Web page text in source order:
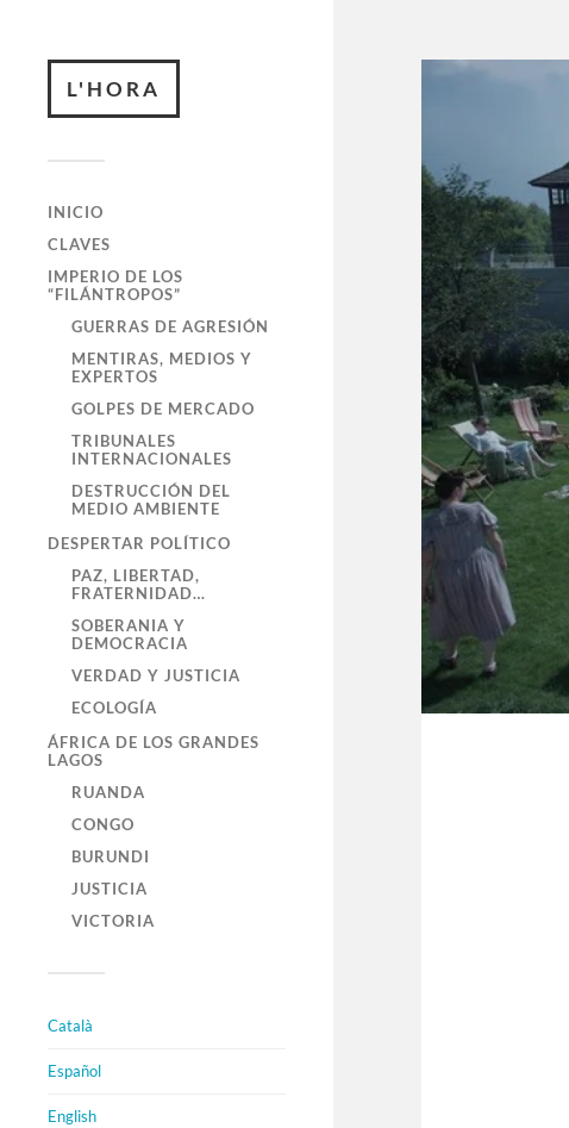
L'HORA
INICIO
CLAVES
IMPERIO DE LOS
“FILÁNTROPOS”
GUERRAS DE AGRESIÓN
MENTIRAS, MEDIOS Y
EXPERTOS
GOLPES DE MERCADO
TRIBUNALES
INTERNACIONALES
DESTRUCCIÓN DEL
MEDIO AMBIENTE
DESPERTAR POLÍTICO
PAZ, LIBERTAD,
FRATERNIDAD…
SOBERANIA Y
DEMOCRACIA
VERDAD Y JUSTICIA
ECOLOGÍA
ÁFRICA DE LOS GRANDES
LAGOS
RUANDA
CONGO
BURUNDI
JUSTICIA
VICTORIA
Català
Español
English